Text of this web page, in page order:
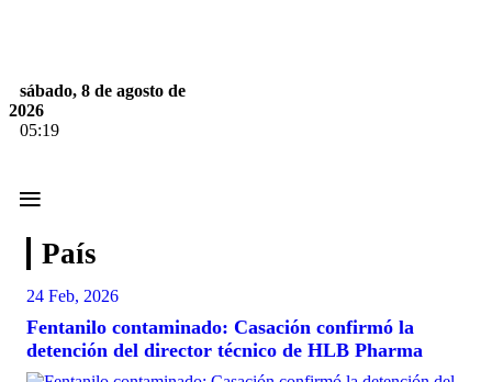
sábado, 8 de agosto de
2026
05:19
≡
País
24 Feb, 2026
Fentanilo contaminado: Casación confirmó la
detención del director técnico de HLB Pharma